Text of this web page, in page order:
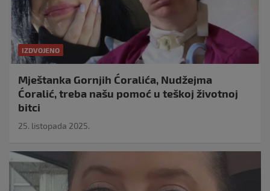
IZDVOJENO
Mještanka Gornjih Ćoralića, Nudžejma
Ćoralić, treba našu pomoć u teškoj životnoj
bitci
25. listopada 2025.